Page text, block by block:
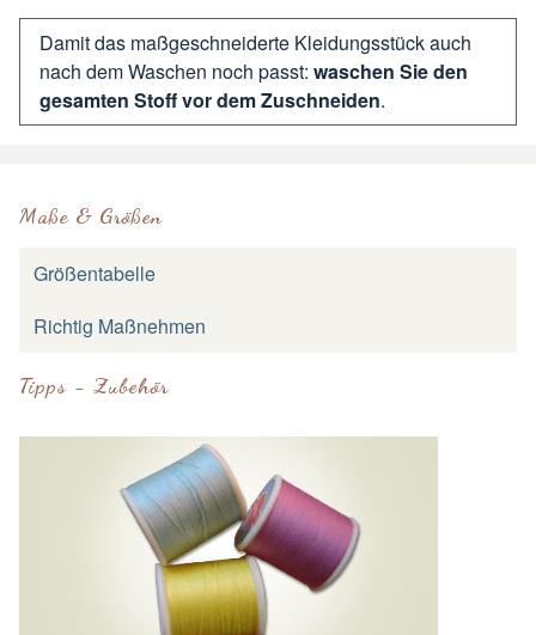
Damit das maßgeschneiderte Kleidungsstück auch
nach dem Waschen noch passt: waschen Sie den
gesamten Stoff vor dem Zuschneiden.
Maße & Größen
Größentabelle
Richtig Maßnehmen
Tipps - Zubehör